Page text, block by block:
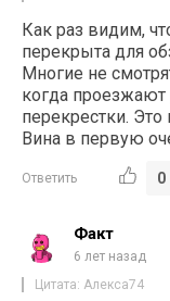
Как раз видим,
перекрыта для
Многие не
когда
перекрестки.
Вина в первую
Ответить 0
Факт
6 лет назад
Цитата: Алекса74